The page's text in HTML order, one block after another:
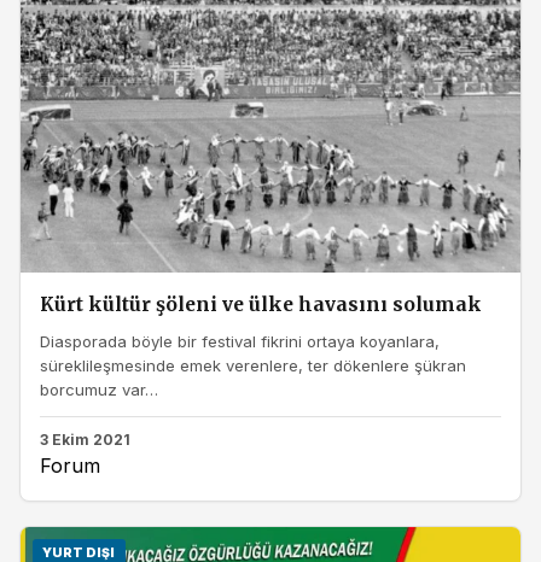
Kürt kültür şöleni ve ülke havasını solumak
Diasporada böyle bir festival fikrini ortaya koyanlara,
süreklileşmesinde emek verenlere, ter dökenlere şükran
borcumuz var…
3 Ekim 2021
Forum
YURT DIŞI